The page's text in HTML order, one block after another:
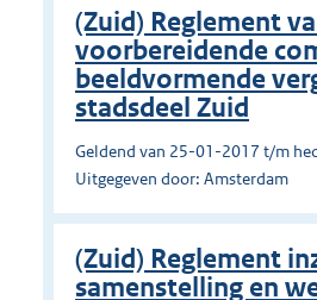
(Zuid) Reglement
voorbereidende
beeldvormende
stadsdeel Zuid
Geldend van 25-01-2017 t/m
Uitgegeven door: Amsterdam
(Zuid) Reglement
samenstelling en